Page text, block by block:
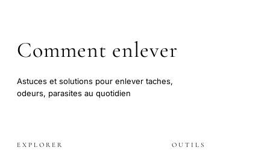
Comment enlever
Astuces et solutions pour enlever taches,
odeurs, parasites au quotidien
EXPLORER OUTILS